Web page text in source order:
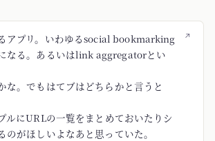
↗
アプリ。いわゆるsocial bookmarking
なる。あるいはlink aggregatorとい
な。でもはてブはどちらかと言うと
ルにURLの一覧をまとめておいたりシ
のがほしいよなあと思っていた。